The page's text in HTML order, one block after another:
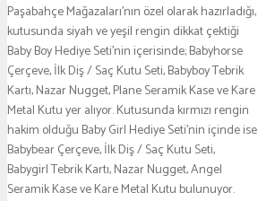
Paşabahçe Mağazaları’nın özel olarak hazırladığı,
kutusunda siyah ve yeşil rengin dikkat çektiği
Baby Boy Hediye Seti’nin içerisinde; Babyhorse
Çerçeve, İlk Diş / Saç Kutu Seti, Babyboy Tebrik
Kartı, Nazar Nugget, Plane Seramik Kase ve Kare
Metal Kutu yer alıyor. Kutusunda kırmızı rengin
hakim olduğu Baby Girl Hediye Seti’nin içinde ise
Babybear Çerçeve, İlk Diş / Saç Kutu Seti,
Babygirl Tebrik Kartı, Nazar Nugget, Angel
Seramik Kase ve Kare Metal Kutu bulunuyor.